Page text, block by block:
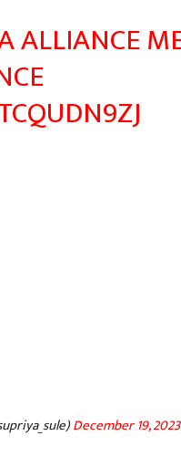
ALLIANCE
December 19, 2023